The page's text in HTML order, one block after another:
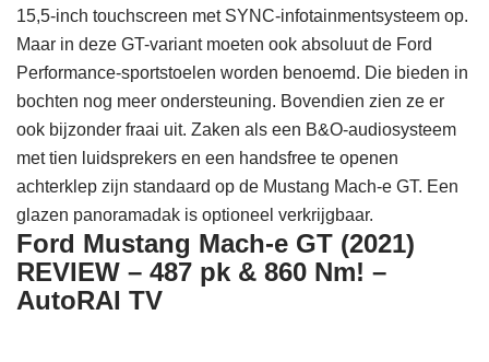
15,5-inch touchscreen met SYNC-infotainmentsysteem op.
Maar in deze GT-variant moeten ook absoluut de Ford
Performance-sportstoelen worden benoemd. Die bieden in
bochten nog meer ondersteuning. Bovendien zien ze er
ook bijzonder fraai uit. Zaken als een B&O-audiosysteem
met tien luidsprekers en een handsfree te openen
achterklep zijn standaard op de Mustang Mach-e GT. Een
glazen panoramadak is optioneel verkrijgbaar.
Ford Mustang Mach-e GT (2021)
REVIEW – 487 pk & 860 Nm! –
AutoRAI TV